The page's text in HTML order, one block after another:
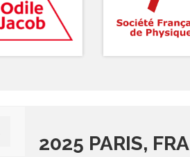
2025 PARIS,